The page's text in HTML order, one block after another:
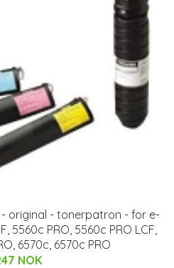
- original - tonerpatron - for e-
5560c PRO, 5560c PRO LCF,
6570c, 6570c PRO
NOK